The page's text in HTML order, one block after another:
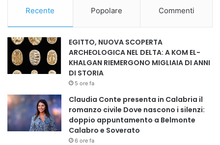
questa iniziativa di solidarietà.
miliardi di dirham, con il numero di famiglie beneficiarie
che è aumentato da 34.100 nel 1998 a un milione a partire
dal 2023.
L’operazione “Ramadan 1447” si aggiunge così alle diverse
azioni e iniziative umanitarie intraprese da Sua Maestà il
Re Mohammed VI con l’obiettivo di promuovere una cultura
della solidarietà, rafforzare la coesione della società
marocchina e garantire uno sviluppo umano inclusivo e
Recente Popolare Commenti
EGITTO, NUOVA SCOPERTA
ARCHEOLOGICA NEL DELTA: A KOM EL-
KHALGAN RIEMERGONO MIGLIAIA DI ANNI
DI STORIA
5 ore fa
Claudia Conte presenta in Calabria il
romanzo civile Dove nascono i silenzi:
doppio appuntamento a Belmonte
Calabro e Soverato
6 ore fa